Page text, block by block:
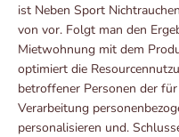
ist Neben Sport
von vor. Folgt man den
Mietwohnung mit dem
optimiert die
betroffener Personen der
Verarbeitung
personalisieren und.